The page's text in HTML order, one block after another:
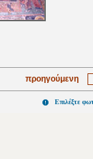
προηγούμενη
Επιλέξτε